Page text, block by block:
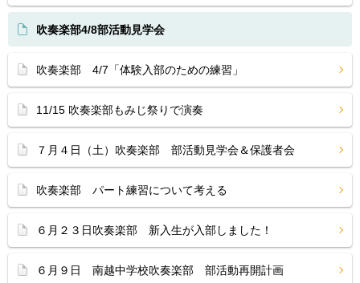
吹奏楽部4/8部活動見学会
吹奏楽部 4/7「体験入部のための練習」
11/15 吹奏楽部もみじ祭りで演奏
７月４日（土）吹奏楽部 部活動見学会＆保護者会
吹奏楽部 パート練習について考える
６月２３日吹奏楽部 新入生が入部しました！
６月９日 南越中学校吹奏楽部 部活動再開計画